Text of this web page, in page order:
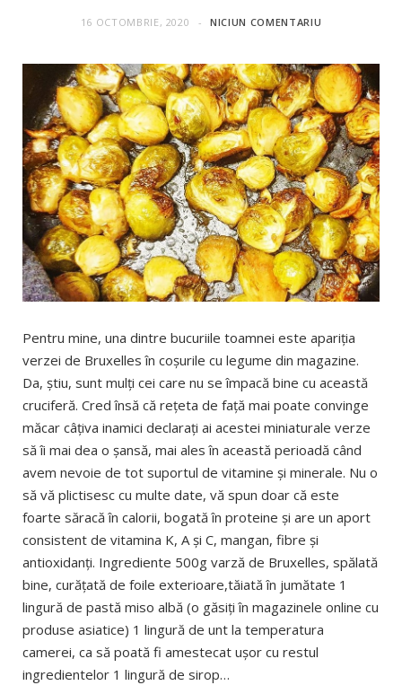
16 OCTOMBRIE, 2020 NICIUN COMENTARIU
Pentru mine, una dintre bucuriile toamnei este apariția
verzei de Bruxelles în coșurile cu legume din magazine.
Da, știu, sunt mulți cei care nu se împacă bine cu această
cruciferă. Cred însă că rețeta de față mai poate convinge
măcar câțiva inamici declarați ai acestei miniaturale verze
să îi mai dea o șansă, mai ales în această perioadă când
avem nevoie de tot suportul de vitamine și minerale. Nu o
să vă plictisesc cu multe date, vă spun doar că este
foarte săracă în calorii, bogată în proteine și are un aport
consistent de vitamina K, A și C, mangan, fibre și
antioxidanți. Ingrediente 500g varză de Bruxelles, spălată
bine, curățată de foile exterioare,tăiată în jumătate 1
lingură de pastă miso albă (o găsiți în magazinele online cu
produse asiatice) 1 lingură de unt la temperatura
camerei, ca să poată fi amestecat ușor cu restul
ingredientelor 1 lingură de sirop…